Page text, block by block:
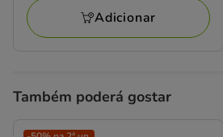
avaliações
a
67.98€
Adicionar
Também poderá gostar